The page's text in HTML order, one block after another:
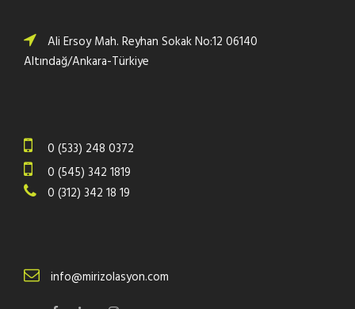
Ali Ersoy Mah. Reyhan Sokak No:12 06140
Altındağ/Ankara-Türkiye
0 (533) 248 0372
0 (545) 342 1819
0 (312) 342 18 19
info@mirizolasyon.com